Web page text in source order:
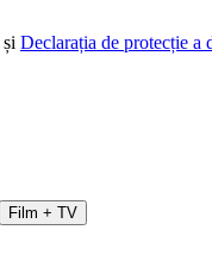
și Declarația de protecție a
Film + TV